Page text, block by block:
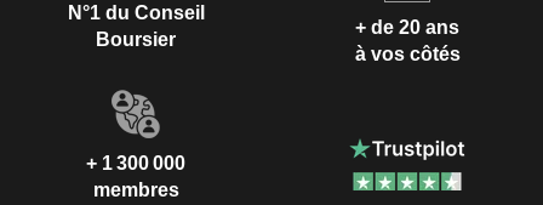
N°1 du Conseil
Boursier
+ de 20 ans
à vos côtés
+ 1 300 000
membres